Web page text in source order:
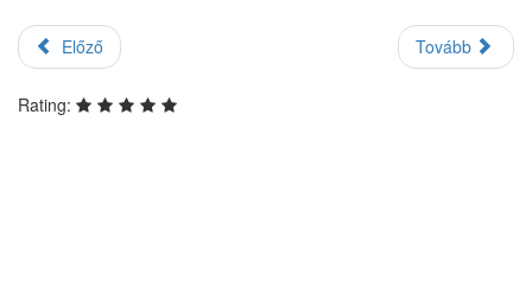
Előző Tovább
Rating: